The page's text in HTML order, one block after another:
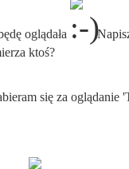
oglądała
ktoś?
się za